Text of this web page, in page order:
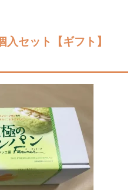
セット【ギフト】